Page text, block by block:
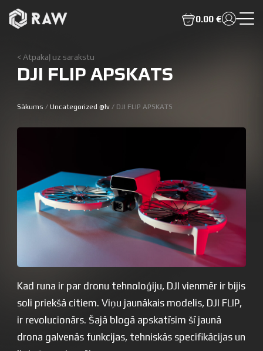
0.00 €
DJI FLIP APSKATS
< Atpakaļ uz sarakstu
Sākums /Uncategorized @lv / DJI FLIP APSKATS
Kad runa ir par dronu tehnoloģiju, DJI vienmēr ir bijis
soli priekšā citiem. Viņu jaunākais modelis, DJI FLIP,
ir revolucionārs. Šajā blogā apskatīsim šī jaunā
drona galvenās funkcijas, tehniskās specifikācijas un